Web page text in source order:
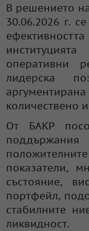
В решението
30.06.2026 г.
оперативни
лидерска
количествено
От БАКР
поддържания
показатели,
състояние,
портфейл,
стабилните
ликвидност.